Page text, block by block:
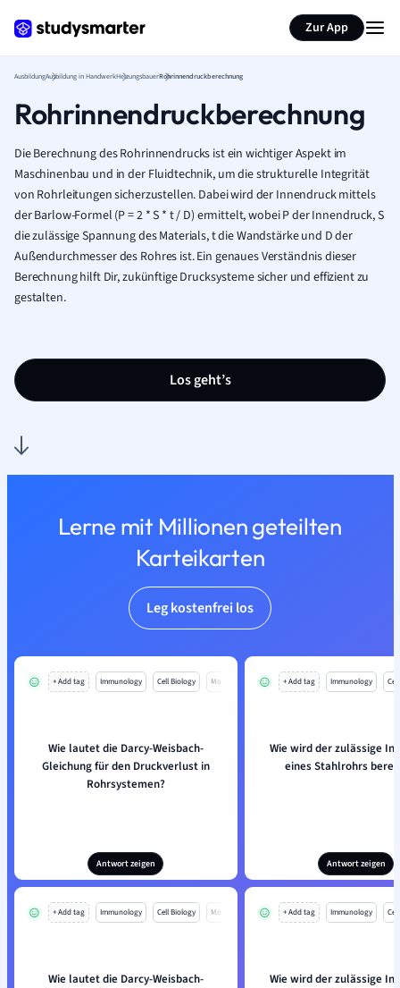
Zur App
AusbildungAusbildung in HandwerkHeizungsbauerRohrinnendruckberechnung
Rohrinnendruckberechnung
Die Berechnung des Rohrinnendrucks ist ein wichtiger Aspekt im
Maschinenbau und in der Fluidtechnik, um die strukturelle Integrität
von Rohrleitungen sicherzustellen. Dabei wird der Innendruck mittels
der Barlow-Formel (P = 2 * S * t / D) ermittelt, wobei P der Innendruck, S
die zulässige Spannung des Materials, t die Wandstärke und D der
Außendurchmesser des Rohres ist. Ein genaues Verständnis dieser
Berechnung hilft Dir, zukünftige Drucksysteme sicher und effizient zu
gestalten.
Los geht’s
Lerne mit Millionen geteilten
Karteikarten
Leg kostenfrei los
+ Add tag Immunology Cell Biology Mo
Wie lautet die Darcy-Weisbach-
Gleichung für den Druckverlust in
Rohrsystemen?
Antwort zeigen
+ Add tag Immunology
Wie wird der zulässige
eines Stahlrohrs
Antwort zeigen
+ Add tag Immunology Cell Biology Mo
Wie lautet die Darcy-Weisbach-
+ Add tag Immunology
Wie wird der zulässige